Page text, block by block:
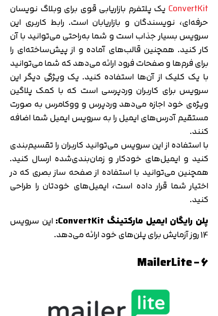
ConvertKit یک پلتفرم بازاریابی قوی برای وبلاگ نویسان
حرفه‌ای، نویسندگان و بازاریابان است. رابط کاربری این
سرویس بسیار جذاب است و شما به‌راحتی می‌توانید با آن
کار کنید. همچنین قالب‌های آماده و از پیش‌ساخته‌ای را
برای فرم‌ها و صفحات فرود ارائه می‌دهد که شما می‌توانید
با یک کلیک از آن‌ها استفاده کنید. یک ویژگی دیگر این
سرویس برای کاربران وردپرسی است که با کمک پلاگین
ویژه‌ی خود اجازه می‌دهد وردپرس و ووکامرس به صورت
مستقیم آدرس‌های ایمیل را به سرویس ایمیل شما اضافه
کنند.
با استفاده از این سرویس می‌توانید کاربران را تقسیم‌بندی
کنید و ایمیل‌های خودکار و زمان‌بندی‌شده ارسال کنید.
همچنین می‌توانید با استفاده از صفحه ساز بصری که در
اختیار شما قرار داده است، ایمیل‌های خودتان را طراحی
کنید.
پلن رایگان ایمیل مارکتینگ ConvertKit:
این سرویس
14 روز آزمایش برای پلن‌های خود ارائه می‌دهد.
6 – MailerLite